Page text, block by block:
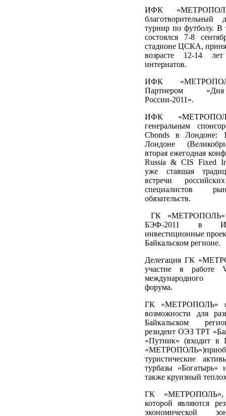
ИФК
благотворительный
турнир по футболу. В
состоялся 7-8
стадионе ЦСКА,
возрасте 12-14
интернатов.
ИФК
Партнером
России-2011».
ИФК
генеральным
Cbonds в Лондоне:
Лондоне
вторая ежегодная
Russia & CIS Fixed
уже ставшая
встречи
специалистов
обязательств.
ГК «МЕТРОПОЛЬ»
БЭФ-2011 в
инвестиционные
Байкальском регионе.
Делегация ГК
участие в работе
международного
форума.
ГК «МЕТРОПОЛЬ»
возможности для
Байкальском
резидент ОЭЗ ТРТ
«Путник» (входит в
туристические
турбазы «Богатырь»
также круизный
ГК «МЕТРОПОЛЬ»,
которой являются
экономической